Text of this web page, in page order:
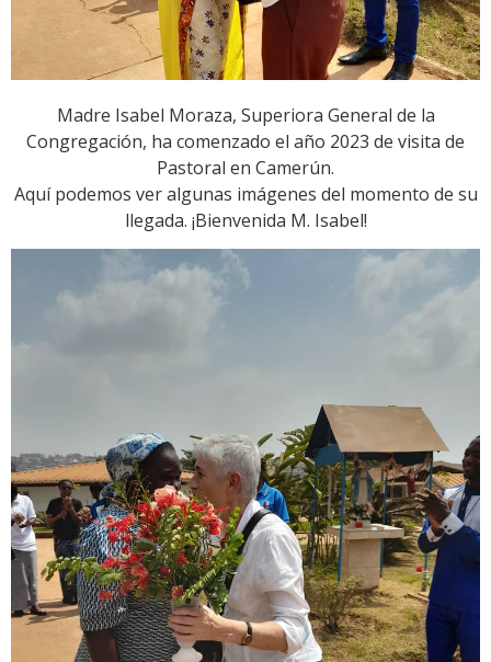
Madre Isabel Moraza, Superiora General de la
Congregación, ha comenzado el año 2023 de visita de
Pastoral en Camerún.
Aquí podemos ver algunas imágenes del momento de su
llegada. ¡Bienvenida M. Isabel!